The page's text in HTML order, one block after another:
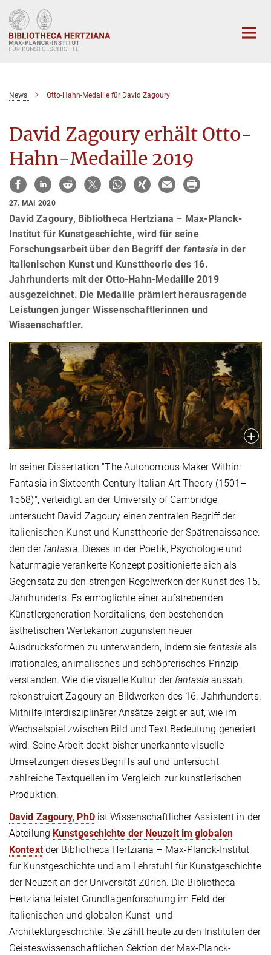
Hauptinhalt
News Otto-Hahn-Medaille für David Zagoury
David Zagoury erhält Otto-
Hahn-Medaille 2019
27. MAI 2020
David Zagoury, Bibliotheca Hertziana – Max-Planck-
Institut für Kunstgeschichte, wird für seine
Forschungsarbeit über den Begriff der fantasia in der
italienischen Kunst und Kunsttheorie des 16.
Jahrhunderts mit der Otto-Hahn-Medaille 2019
ausgezeichnet. Die Medaille prämiert herausragende
Leistungen junger Wissenschaftlerinnen und
Wissenschaftler.
In seiner Dissertation "The Autonomous Maker Within:
Fantasia in Sixteenth-Century Italian Art Theory (1501–
1568)", verteidigt an der University of Cambridge,
untersucht David Zagoury einen zentralen Begriff der
italienischen Kunst und Kunsttheorie der Spätrenaissance:
den der fantasia. Dieses in der Poetik, Psychologie und
Naturmagie verankerte Konzept positionierte sich als
Gegensatz zu den strengen Regelwerken der Kunst des 15.
Jahrhunderts. Es ermöglichte einer aufstrebenden
Künstlergeneration Norditaliens, den bestehenden
ästhetischen Wertekanon zugunsten neuer
Ausdrucksformen zu unterwandern, indem sie fantasia als
irrationales, animalisches und schöpferisches Prinzip
verstanden. Wie die visuelle Kultur der fantasiaaussah,
rekonstruiert Zagoury an Bildwerken des 16. Jahrhunderts.
Mithilfe interdisziplinärer Ansätze zeigt er auf, wie im
Wechselspiel zwischen Bild und Text Bedeutung generiert
wird. Seine Arbeit deckt bisher unerkannte visuelle
Umsetzungen dieses Begriffs auf und untersucht
zahlreiche Textquellen im Vergleich zur künstlerischen
Produktion.
David Zagoury, PhDist Wissenschaftlicher Assistent in der
Abteilung Kunstgeschichte der Neuzeit im globalen
Kontextder Bibliotheca Hertziana – Max-Planck-Institut
für Kunstgeschichte und am Lehrstuhl für Kunstgeschichte
der Neuzeit an der Universität Zürich. Die Bibliotheca
Hertziana leistet Grundlagenforschung im Feld der
italienischen und globalen Kunst- und
Architekturgeschichte. Sie zählt heute zu den Instituten der
Geisteswissenschaftlichen Sektion der Max-Planck-